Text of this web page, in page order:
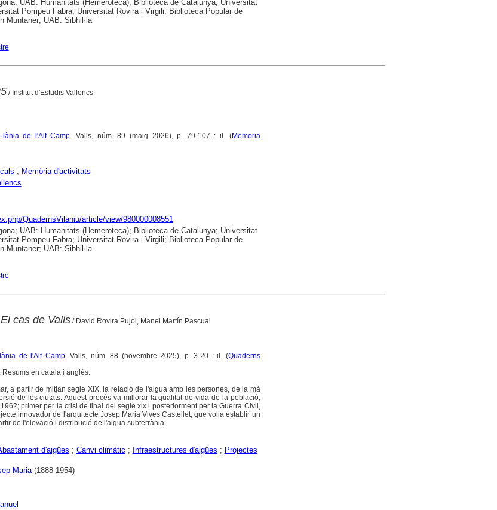
UAB: Humanitats (Hemeroteca); Biblioteca de Catalunya; Universitat
Pompeu Fabra; Universitat Rovira i Virgili; Biblioteca Popular de
Muntaner; UAB: Sibhil·la
/ Institut d'Estudis Vallencs
de l'Alt Camp. Valls, núm. 89 (maig 2026), p. 79-107 : il. (Memoria
; Memòria d'activitats
QuadernsVilaniu/article/view/980000008551
UAB: Humanitats (Hemeroteca); Biblioteca de Catalunya; Universitat
Pompeu Fabra; Universitat Rovira i Virgili; Biblioteca Popular de
Muntaner; UAB: Sibhil·la
cas de Valls/ David Rovira Pujol, Manel Martín Pascual
de l'Alt Camp. Valls, núm. 88 (novembre 2025), p. 3-20 : il. (Quaderns
en català i anglès.
a partir de mitjan segle XIX, la relació de l'aigua amb les persones, de la mà
de les ciutats. Aquest procés va millorar la qualitat de vida de la població,
primer per la crisi de final del segle xix i posteriorment per la Guerra Civil,
innovador de l'arquitecte Josep Maria Vives Castellet, que volia establir un
de l'elevació i distribució de l'aigua subterrània.
d'aigües ; Canvi climàtic ; Infraestructures d'aigües ; Projectes
Maria(1888-1954)